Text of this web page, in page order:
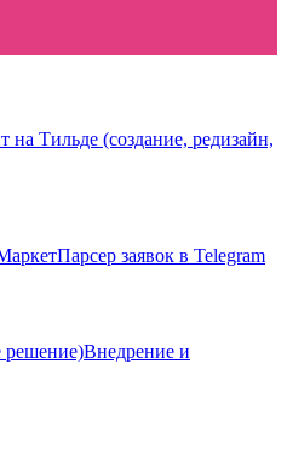
на Тильде (создание, редизайн,
Парсер заявок в Telegram
решение)Внедрение и